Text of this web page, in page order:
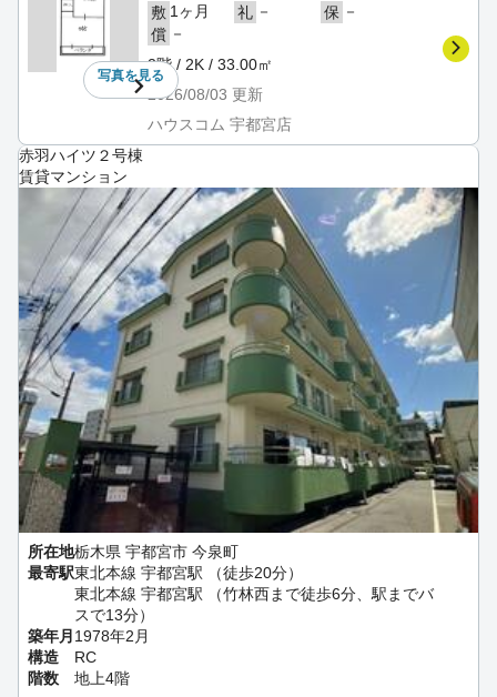
写真を見る
敷 1ヶ月 礼 － 保 －
償 －
2階 / 2K / 33.00㎡
2026/08/03 更新
ハウスコム 宇都宮店
赤羽ハイツ２号棟
賃貸マンション
所在地栃木県 宇都宮市 今泉町
最寄駅東北本線 宇都宮駅 （徒歩20分）
東北本線 宇都宮駅 （竹林西まで徒歩6分、駅までバ
スで13分）
築年月 1978年2月
構造
RC
階数
地上4階